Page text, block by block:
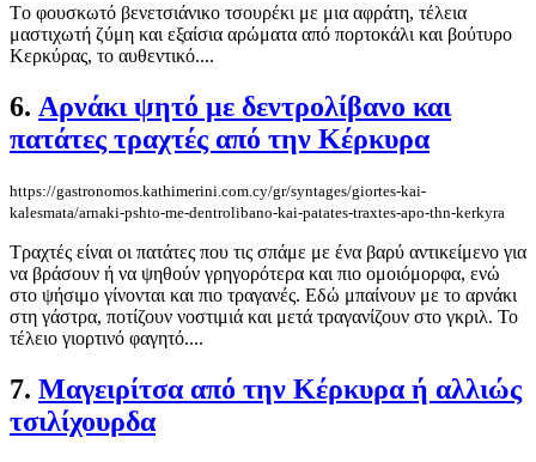
Tο φουσκωτό βενετσιάνικο τσουρέκι με μια αφράτη, τέλεια
μαστιχωτή ζύμη και εξαίσια αρώματα από πορτοκάλι και βούτυρο
Κερκύρας, το αυθεντικό....
6. Αρνάκι ψητό με δεντρολίβανο και
πατάτες τραχτές από την Κέρκυρα
https://gastronomos.kathimerini.com.cy/gr/syntages/giortes-kai-
kalesmata/arnaki-pshto-me-dentrolibano-kai-patates-traxtes-apo-thn-kerkyra
Τραχτές είναι οι πατάτες που τις σπάμε με ένα βαρύ αντικείμενο για
να βράσουν ή να ψηθούν γρηγορότερα και πιο ομοιόμορφα, ενώ
στο ψήσιμο γίνονται και πιο τραγανές. Εδώ μπαίνουν με το αρνάκι
στη γάστρα, ποτίζουν νοστιμιά και μετά τραγανίζουν στο γκριλ. Το
τέλειο γιορτινό φαγητό....
7. Μαγειρίτσα από την Κέρκυρα ή αλλιώς
τσιλίχουρδα